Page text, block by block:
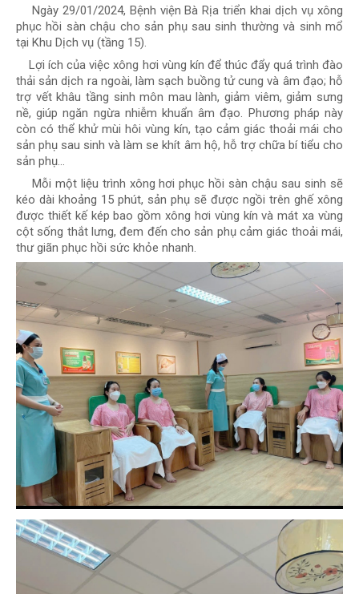
Ngày 29/01/2024, Bệnh viện Bà Rịa triển khai dịch vụ xông
phục hồi sàn chậu cho sản phụ sau sinh thường và sinh mổ
tại Khu Dịch vụ (tầng 15).
Lợi ích của việc xông hơi vùng kín để thúc đẩy quá trình đào
thải sản dịch ra ngoài, làm sạch buồng tử cung và âm đạo; hỗ
trợ vết khâu tầng sinh môn mau lành, giảm viêm, giảm sưng
nề, giúp ngăn ngừa nhiễm khuẩn âm đạo. Phương pháp này
còn có thể khử mùi hôi vùng kín, tạo cảm giác thoải mái cho
sản phụ sau sinh và làm se khít âm hộ, hỗ trợ chữa bí tiểu cho
sản phụ...
Mỗi một liệu trình xông hơi phục hồi sàn chậu sau sinh sẽ
kéo dài khoảng 15 phút, sản phụ sẽ được ngồi trên ghế xông
được thiết kế kép bao gồm xông hơi vùng kín và mát xa vùng
cột sống thắt lưng, đem đến cho sản phụ cảm giác thoải mái,
thư giãn phục hồi sức khỏe nhanh.